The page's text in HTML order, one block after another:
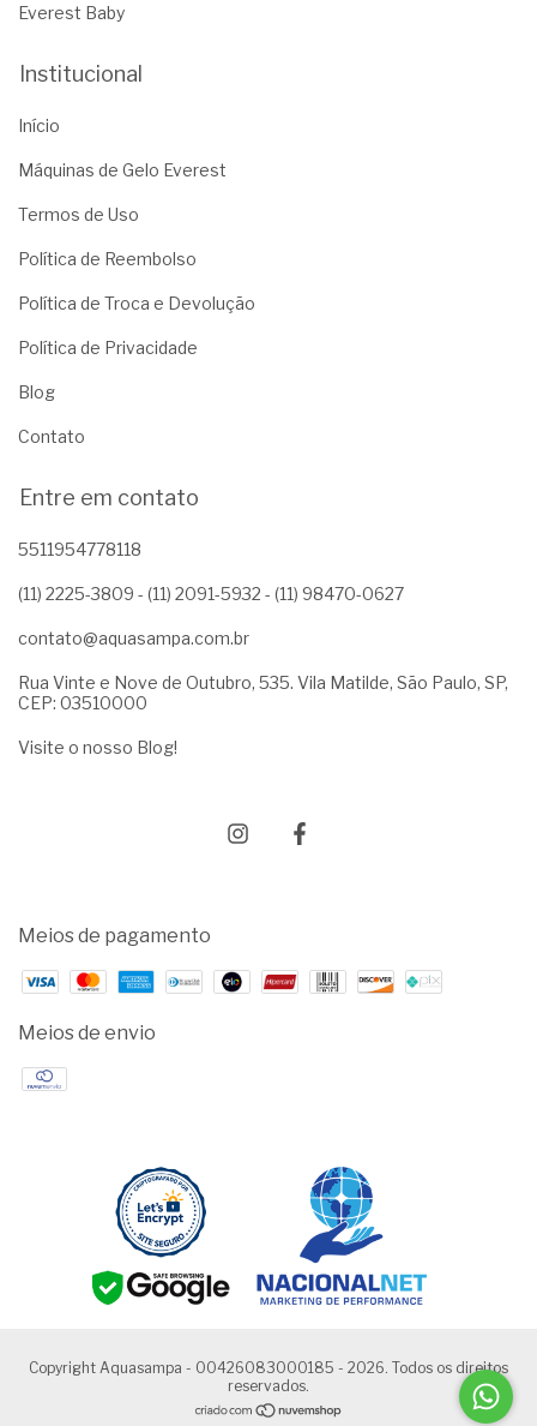
Everest Baby
Institucional
Início
Máquinas de Gelo Everest
Termos de Uso
Política de Reembolso
Política de Troca e Devolução
Política de Privacidade
Blog
Contato
Entre em contato
5511954778118
(11) 2225-3809 - (11) 2091-5932 - (11) 98470-0627
contato@aquasampa.com.br
Rua Vinte e Nove de Outubro, 535. Vila Matilde, São Paulo, SP,
CEP: 03510000
Visite o nosso Blog!
Meios de pagamento
Meios de envio
Copyright Aquasampa - 00426083000185 - 2026. Todos os direitos
reservados.